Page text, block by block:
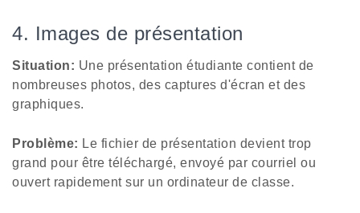
4. Images de présentation
Situation: Une présentation étudiante contient de
nombreuses photos, des captures d'écran et des
graphiques.
Problème: Le fichier de présentation devient trop
grand pour être téléchargé, envoyé par courriel ou
ouvert rapidement sur un ordinateur de classe.